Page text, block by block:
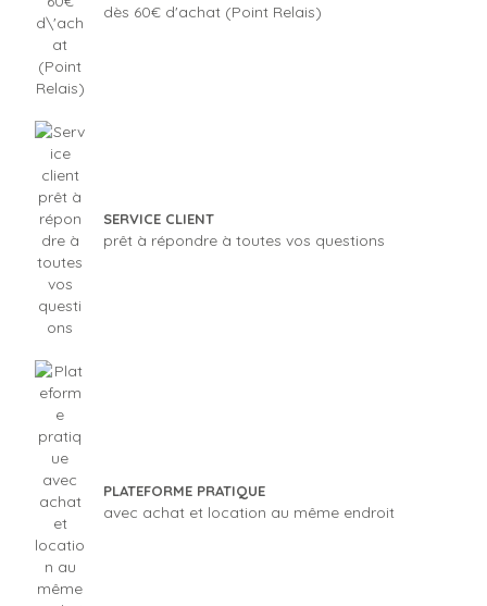
dès 60€ d'achat (Point Relais)
SERVICE CLIENT
prêt à répondre à toutes vos questions
PLATEFORME PRATIQUE
avec achat et location au même endroit